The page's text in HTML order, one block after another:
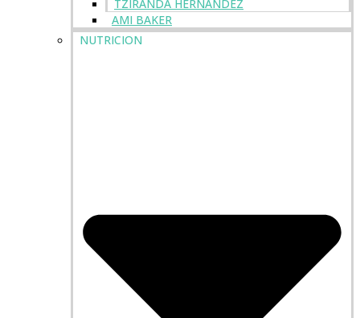
TZIRANDA HERNÁNDEZ
AMI BAKER
NUTRICION